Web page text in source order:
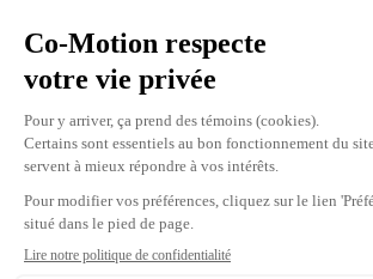
Voir tout
© 2026 Co-Motion. Tous droits réservés.
Politique d'achat
Politique de confidentialité
Modifier vos préférences de cookies